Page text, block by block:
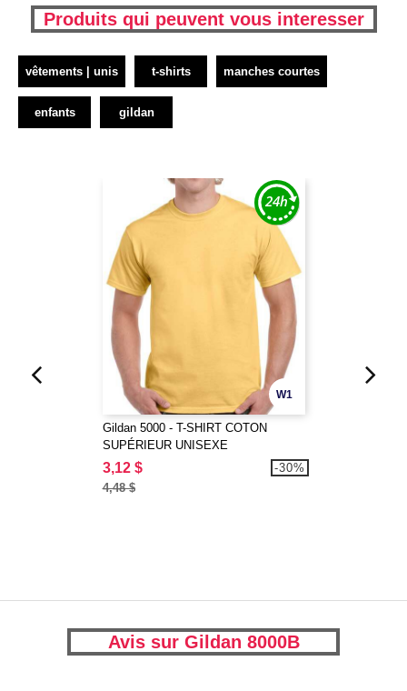
Produits qui peuvent vous interesser
vêtements | unis t-shirts manches courtes
enfants gildan
W1
Gildan 5000 - T-SHIRT COTON
SUPÉRIEUR UNISEXE
3,12 $
4,48 $
-30%
Avis sur Gildan 8000B